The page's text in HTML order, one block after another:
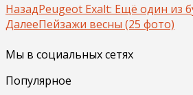
НазадPeugeot Exalt: Ещё один из
ДалееПейзажи весны (25 фото)
Мы в социальных сетях
Популярное